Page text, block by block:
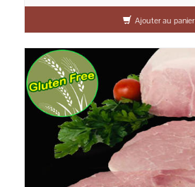
Ajouter au panier